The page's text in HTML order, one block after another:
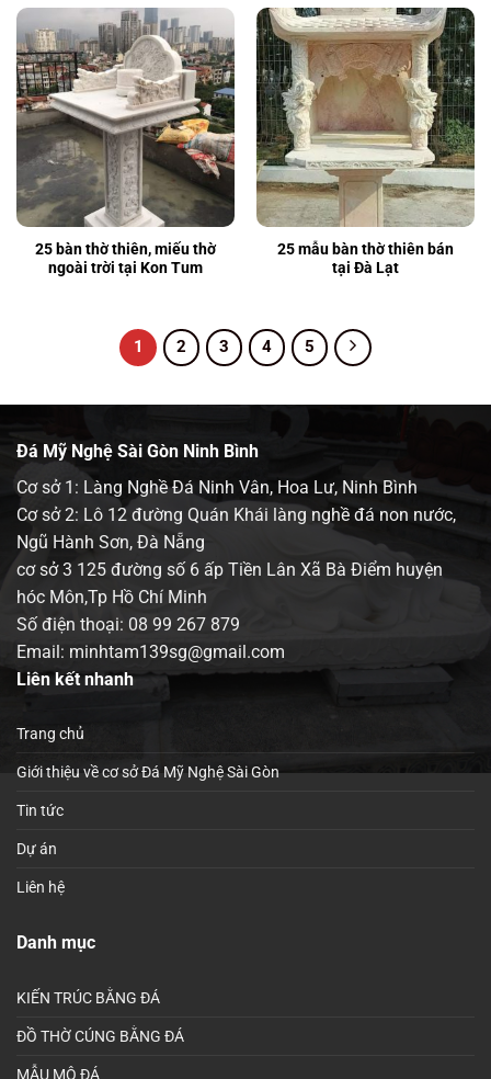
25 bàn thờ thiên, miếu thờ
ngoài trời tại Kon Tum
25 mẫu bàn thờ thiên bán
tại Đà Lạt
1 2 3 4 5
Đá Mỹ Nghệ Sài Gòn Ninh Bình
Cơ sở 1: Làng Nghề Đá Ninh Vân, Hoa Lư, Ninh Bình
Cơ sở 2: Lô 12 đường Quán Khái làng nghề đá non nước,
Ngũ Hành Sơn, Đà Nẵng
cơ sở 3 125 đường số 6 ấp Tiền Lân Xã Bà Điểm huyện
hóc Môn,Tp Hồ Chí Minh
Số điện thoại: 08 99 267 879
Email: minhtam139sg@gmail.com
Liên kết nhanh
Trang chủ
Giới thiệu về cơ sở Đá Mỹ Nghệ Sài Gòn
Tin tức
Dự án
Liên hệ
Danh mục
KIẾN TRÚC BẰNG ĐÁ
ĐỒ THỜ CÚNG BẰNG ĐÁ
MẪU MỘ ĐÁ